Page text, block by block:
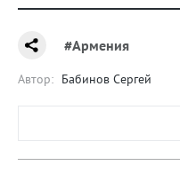
#Армения
Автор: Бабинов Сергей